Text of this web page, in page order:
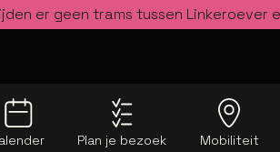
er geen trams tussen Linkeroever
Plan je bezoek Mobiliteit